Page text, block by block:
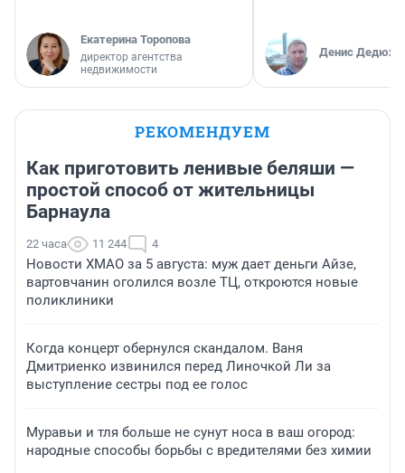
Екатерина Торопова
директор агентства
недвижимости
Денис
РЕКОМЕНДУЕМ
Как приготовить ленивые беляши —
простой способ от жительницы
Барнаула
22 часа 11 244 4
Новости ХМАО за 5 августа: муж дает деньги Айзе,
вартовчанин оголился возле ТЦ, откроются новые
поликлиники
Когда концерт обернулся скандалом. Ваня
Дмитриенко извинился перед Линочкой Ли за
выступление сестры под ее голос
Муравьи и тля больше не сунут носа в ваш огород:
народные способы борьбы с вредителями без химии